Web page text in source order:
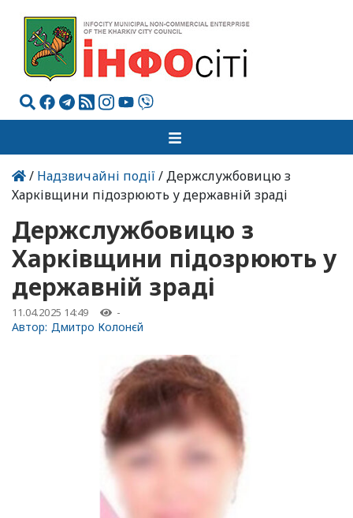
/ Надзвичайні події / Держслужбовицю з
Харківщини підозрюють у державній зраді
Держслужбовицю з
Харківщини підозрюють у
державній зраді
11.04.2025 14:49 -
Автор: Дмитро Колонєй